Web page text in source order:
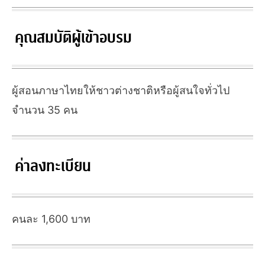
คุณสมบัติผู้เข้าอบรม
ผู้สอนภาษาไทยให้ชาวต่างชาติหรือผู้สนใจทั่วไป
จำนวน 35 คน
ค่าลงทะเบียน
คนละ 1,600 บาท